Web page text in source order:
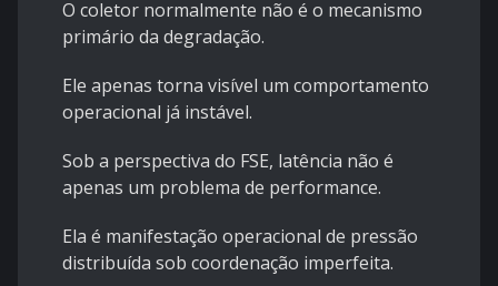
O coletor normalmente não é o mecanismo
primário da degradação.
Ele apenas torna visível um comportamento
operacional já instável.
Sob a perspectiva do FSE, latência não é
apenas um problema de performance.
Ela é manifestação operacional de pressão
distribuída sob coordenação imperfeita.